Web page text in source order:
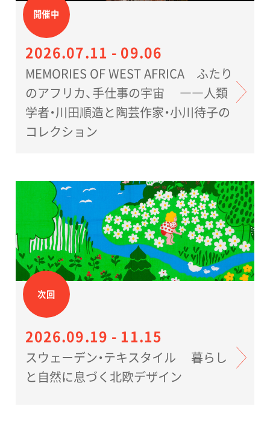
開催中
2026.07.11 - 09.06
MEMORIES OF WEST AFRICA ふたり
のアフリカ、手仕事の宇宙 ――人類
学者・川田順造と陶芸作家・小川待子の
コレクション
次回
2026.09.19 - 11.15
スウェーデン・テキスタイル 暮らし
と自然に息づく北欧デザイン